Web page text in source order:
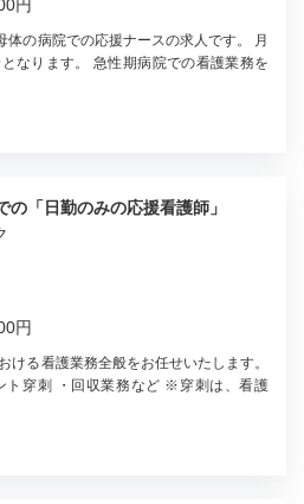
円
体の病院での応援ナースの求人です。 月
なります。 急性期病院での看護業務を
の「日勤のみの応援看護師」
円
る看護業務全般をお任せいたします。
ト穿刺 ・回収業務など ※穿刺は、看護